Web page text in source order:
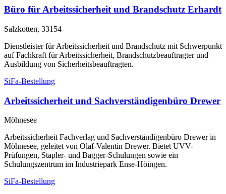
Büro für Arbeitssicherheit und Brandschutz Erhardt
Salzkotten, 33154
Dienstleister für Arbeitssicherheit und Brandschutz mit Schwerpunkt
auf Fachkraft für Arbeitssicherheit, Brandschutzbeauftragter und
Ausbildung von Sicherheitsbeauftragten.
SiFa-Bestellung
Arbeitssicherheit und Sachverständigenbüro Drewer
Möhnesee
Arbeitssicherheit Fachverlag und Sachverständigenbüro Drewer in
Möhnesee, geleitet von Olaf-Valentin Drewer. Bietet UVV-
Prüfungen, Stapler- und Bagger-Schulungen sowie ein
Schulungszentrum im Industriepark Ense-Höingen.
SiFa-Bestellung